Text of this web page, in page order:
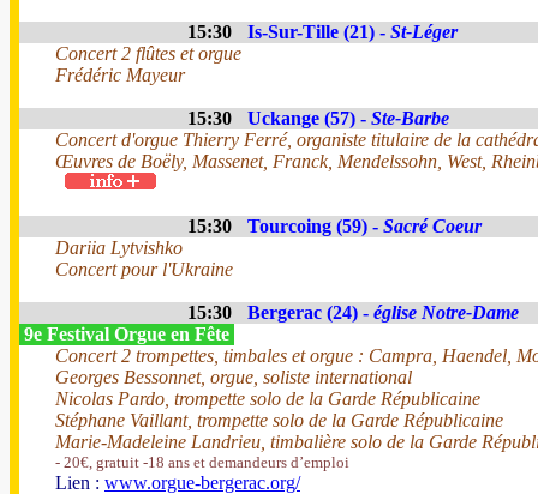
15:30 Is-Sur-Tille (21) - St-Léger
Concert 2 flûtes et orgue
Frédéric Mayeur
15:30 Uckange (57) - Ste-Barbe
Concert d'orgue Thierry Ferré, organiste titulaire de la
Œuvres de Boëly, Massenet, Franck, Mendelssohn, West,
15:30 Tourcoing (59) - Sacré Coeur
Dariia Lytvishko
Concert pour l'Ukraine
15:30 Bergerac (24) - église Notre-Dame
9e Festival Orgue en Fête
Concert 2 trompettes, timbales et orgue : Campra, Haendel,
Georges Bessonnet, orgue, soliste international
Nicolas Pardo, trompette solo de la Garde Républicaine
Stéphane Vaillant, trompette solo de la Garde Républicaine
Marie-Madeleine Landrieu, timbalière solo de la Garde
- 20€, gratuit -18 ans et demandeurs d’emploi
Lien : www.orgue-bergerac.org/